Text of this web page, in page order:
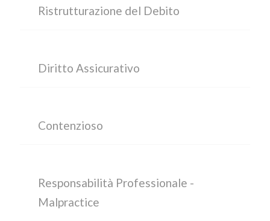
Ristrutturazione del Debito
Diritto Assicurativo
Contenzioso
Responsabilità Professionale -
Malpractice